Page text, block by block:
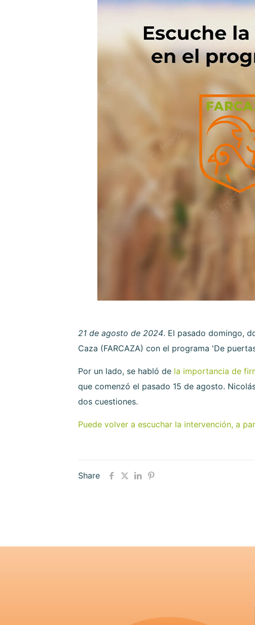
21 de agosto de 2024. El pasado domingo,
Caza (FARCAZA) con el programa 'De
Por un lado, se habló de la importancia de
que comenzó el pasado 15 de agosto.
dos cuestiones.
Puede volver a escuchar la intervención, a
Share